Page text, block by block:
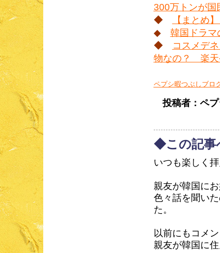
300万トンが国
◆
【まとめ
◆
韓国ドラマ
◆
コスメデ
物なの？ 楽天
ペプシ暇つぶしブロ
投稿者：ペ
◆この記事
いつも楽しく
親友が韓国に
色々話を聞い
た。
以前にもコメ
親友が韓国に